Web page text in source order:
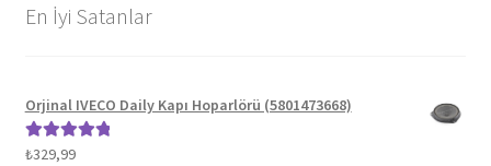
En İyi Satanlar
Orjinal IVECO Daily Kapı Hoparlörü (5801473668)
5 üzerinden
₺329,99